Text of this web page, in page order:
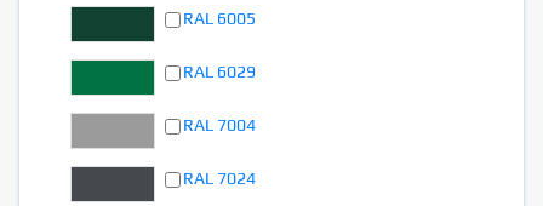
RAL 6005
RAL 6029
RAL 7004
RAL 7024